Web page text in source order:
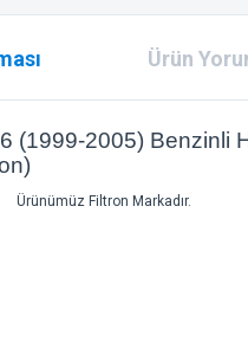
Ürün
(1999-2005) Benzinli
Ürünümüz Filtron Markadır.